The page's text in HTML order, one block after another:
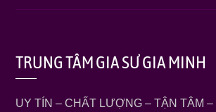
TRUNG TÂM GIA SƯ GIA MINH
UY TÍN – CHẤT LƯỢNG – TẬN TÂM –